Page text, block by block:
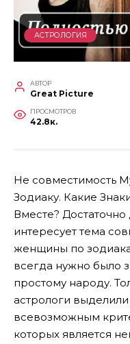
АСТРОЛОГИЯ
АВТОР
Great Picture
ПРОСМОТРОВ
42.8к.
Не совместимость
Зодиаку. Какие
Вместе?
интересует тема
женщины по
всегда нужно было
простому народу.
астрологи
всевозможным
которых является